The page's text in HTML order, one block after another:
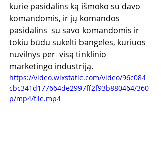
kurie pasidalins ką išmoko su davo
komandomis, ir jų komandos
pasidalins  su savo komandomis ir
tokiu būdu sukelti bangeles, kuriuos
nuvilnys per  visą tinklinio
marketingo industriją.
https://video.wixstatic.com/video/96c084_
cbc341d177664de2997ff2f93b880464/360
p/mp4/file.mp4